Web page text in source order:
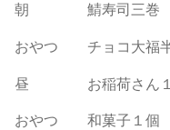
朝 鯖寿司三巻 ア
おやつ チョコ大福
昼 お稲荷さん１
おやつ 和菓子１個